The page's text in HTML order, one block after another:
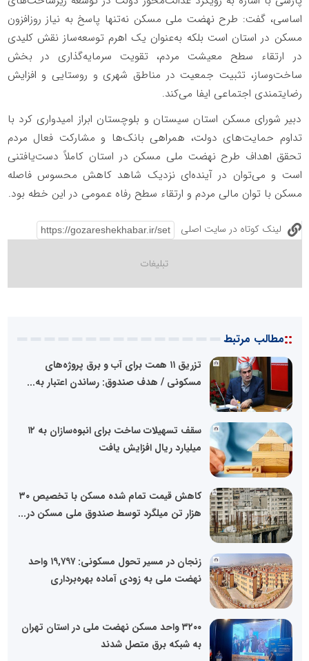
اساسی، گفت: طرح نهضت ملی مسکن نه‌تنها پاسخ به نیاز روزافزون
مسکن در استان است بلکه به‌عنوان یک اهرم توسعه‌ساز نقش کلیدی
در ارتقاء سطح معیشت مردم، تقویت سرمایه‌گذاری در بخش
ساخت‌وساز، تثبیت جمعیت در مناطق شهری و روستایی و افزایش
رضایتمندی اجتماعی ایفا می‌کند.
دبیر شورای مسکن استان سیستان و بلوچستان ابراز امیدواری کرد با
تداوم حمایت‌های دولت، همراهی بانک‌ها و مشارکت فعال مردم
تحقق اهداف طرح نهضت ملی مسکن در استان کاملاً دست‌یافتنی
است و می‌توان در آینده‌ای نزدیک شاهد کاهش محسوس فاصله
مسکن با توان مالی مردم و ارتقاء سطح رفاه عمومی در این خطه بود.
لینک کوتاه در سایت اصلی
::مطالب مرتبط
تزریق ۱۱ همت برای آب و برق پروژه‌های
مسکونی / هدف صندوق: رساندن اعتبار به...
سقف تسهیلات ساخت برای انبوه‌سازان به ۱۲
میلیارد ریال افزایش یافت
کاهش قیمت تمام شده مسکن با تخصیص ۳۰
هزار تن میلگرد توسط صندوق ملی مسکن در...
زنجان در مسیر تحول مسکونی: ۱۹,۷۹۷ واحد
نهضت ملی به زودی آماده بهره‌برداری
۳۲۰۰ واحد مسکن نهضت ملی در استان تهران
به شبکه برق متصل شدند